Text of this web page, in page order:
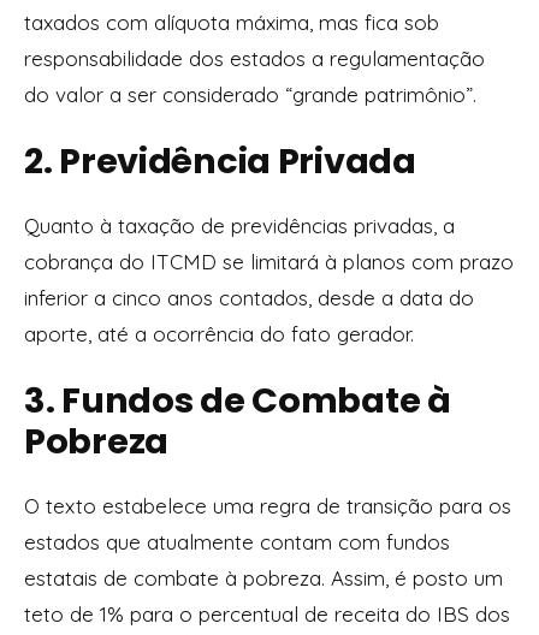
taxados com alíquota máxima, mas fica sob
responsabilidade dos estados a regulamentação
do valor a ser considerado “grande patrimônio”.
2. Previdência Privada
Quanto à taxação de previdências privadas, a
cobrança do ITCMD se limitará à planos com prazo
inferior a cinco anos contados, desde a data do
aporte, até a ocorrência do fato gerador.
3. Fundos de Combate à
Pobreza
O texto estabelece uma regra de transição para os
estados que atualmente contam com fundos
estatais de combate à pobreza. Assim, é posto um
teto de 1% para o percentual de receita do IBS dos